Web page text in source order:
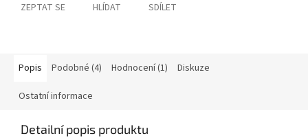
ZEPTAT SE HLÍDAT SDÍLET
Popis Podobné (4) Hodnocení (1) Diskuze
Ostatní informace
Detailní popis produktu